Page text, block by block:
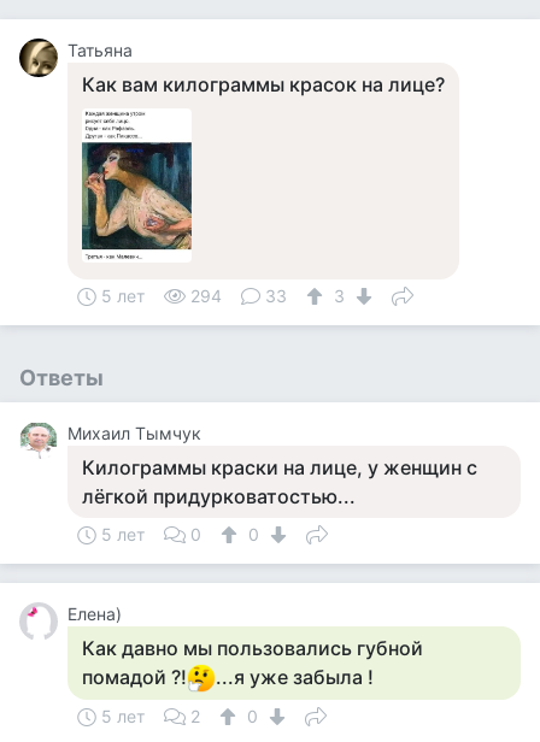
Татьяна
Как вам килограммы красок на лице?
5 лет 294 33 3
Ответы
Михаил Тымчук
Килограммы краски на лице, у женщин с
лёгкой придурковатостью...
5 лет 0 0
Елена)
Как давно мы пользовались губной
помадой ?!
...я уже забыла !
5 лет 2
0